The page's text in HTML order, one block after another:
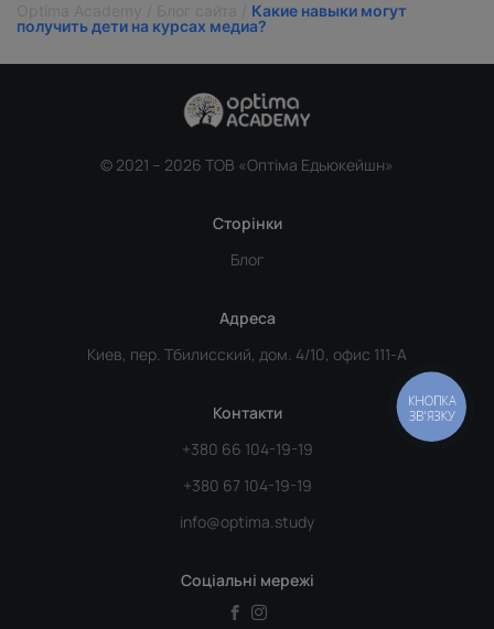
Какие навыки могут
получить дети на курсах медиа?
© 2021 – 2026 ТОВ «Оптіма Едьюкейшн»
Сторінки
Блог
Адреса
Киев, пер. Тбилисский, дом. 4/10, офис 111-А
Контакти
+380 66 104-19-19
+380 67 104-19-19
info@optima.study
Соціальні мережі
КНОПКА
ЗВ'ЯЗКУ